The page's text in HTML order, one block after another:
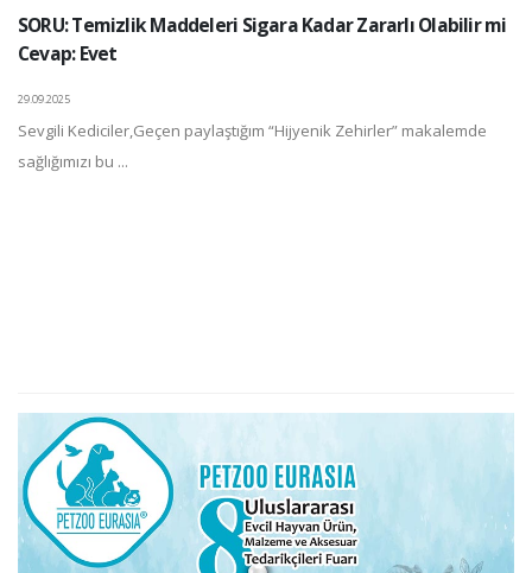
SORU: Temizlik Maddeleri Sigara Kadar Zararlı Olabilir mi
Cevap: Evet
29.09.2025
Sevgili Kediciler,Geçen paylaştığım “Hijyenik Zehirler” makalemde
sağlığımızı bu ...